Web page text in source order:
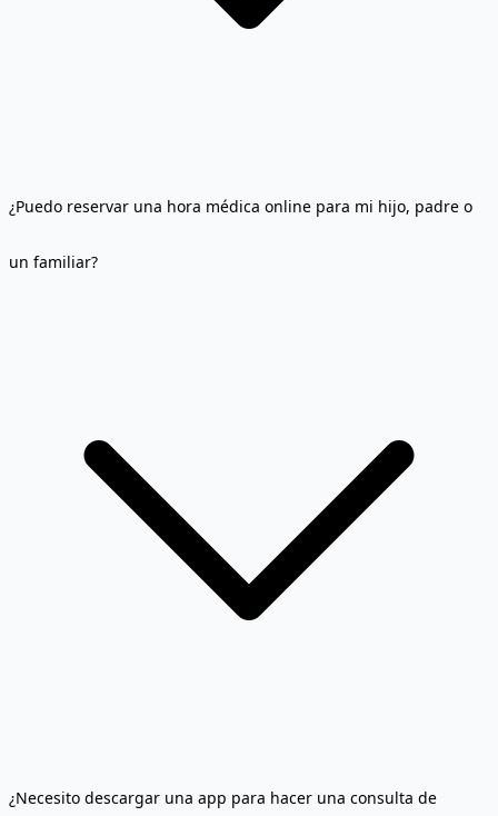
¿Puedo reservar una hora médica online para mi hijo, padre o
un familiar?
¿Necesito descargar una app para hacer una consulta de